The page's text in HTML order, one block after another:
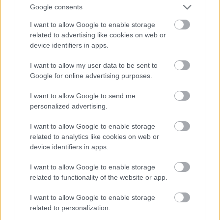
Google consents
I want to allow Google to enable storage
related to advertising like cookies on web or
device identifiers in apps.
I want to allow my user data to be sent to
Google for online advertising purposes.
I want to allow Google to send me
personalized advertising.
I want to allow Google to enable storage
related to analytics like cookies on web or
device identifiers in apps.
I want to allow Google to enable storage
related to functionality of the website or app.
I want to allow Google to enable storage
related to personalization.
tesz-vesz
12 éve
@kifordított nagyanyó: vannak olyan emberek,
akiknek nincs magyarságtudatuk, de mégis képesek
tenni ezért az országért, ellenzik a korrupciót,
dolgoznak szorgalmasan stb, ők velük semmi baj
nincs , nade ilyentől ,hogyha ilyet hallok hogy "a
multikulturalizmus tradíciója szerint fogom nevelni
tisztességes magyar a vizet
tesz-vesz
12 éve
: borzalmasan ostoba vagy. a
"bohóc"-t amúgy így írjuk helyesen